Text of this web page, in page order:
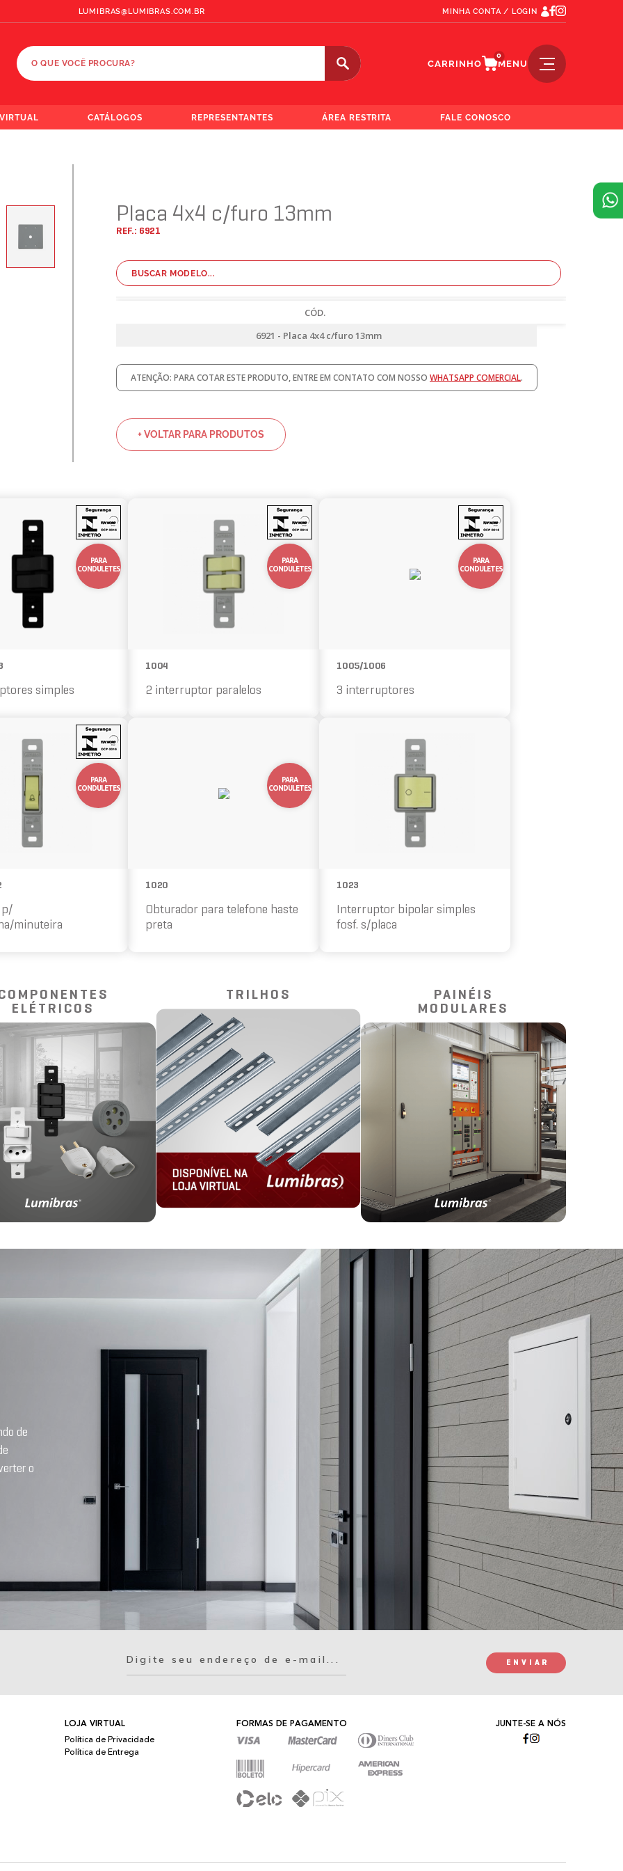
LUMIBRAS@LUMIBRAS.COM.BR MINHA CONTA / LOGIN
CARRINHO
0
MENU
CATÁLOGOS REPRESENTANTES ÁREA RESTRITA FALE CONOSCO
Placa 4x4 c/furo 13mm
REF.: 6921
CÓD.
6921 - Placa 4x4 c/furo 13mm
ATENÇÃO: PARA COTAR ESTE PRODUTO, ENTRE EM CONTATO COM NOSSO WHATSAPP COMERCIAL.
+ VOLTAR PARA PRODUTOS
PARA
CONDULETES
simples
PARA
CONDULETES
1004
2 interruptor paralelos
PARA
CONDULETES
1005/1006
3 interruptores
PARA
CONDULETES
p/
minuteira
PARA
CONDULETES
1020
Obturador para telefone haste
preta
1023
Interruptor bipolar simples
fosf. s/placa
ELÉTRICOS
TRILHOS
PAINÉIS
MODULARES
de
o
LOJA VIRTUAL
Política de Privacidade
Política de Entrega
FORMAS DE PAGAMENTO JUNTE-SE A NÓS